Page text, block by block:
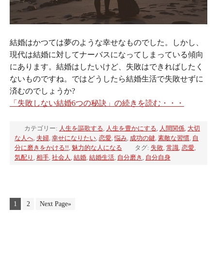
結婚はかつては夢のような幸せなものでした。しかし、
現代は結婚に対してナーバスになってしまっている傾向
にあります。結婚はしたいけど、失敗はできればしたく
ないものですね。ではどうしたら結婚生活で失敗せずに
済むのでしょうか?
「失敗しない結婚6つの秘訣」の続きを読む・・・
カテゴリー: 人生を謳歌する 人生を豊かにする 人間関係 大切
な人へ 夫婦 幸せになりたい 恋愛 ,悩み 成功の鍵 素敵な習慣 自
分に磨きをかける!! 魅力的な人になる タグ: 失敗 常識 恋愛
気配り 相手 社会人 結婚 結婚生活 自分磨き 自分自身
1 2 Next Page»